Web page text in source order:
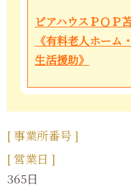
ピアハウスＰＯＰ
《有料老人ホーム
生活援助》
[ 事業所番号 ]
[ 営業日 ]
365日